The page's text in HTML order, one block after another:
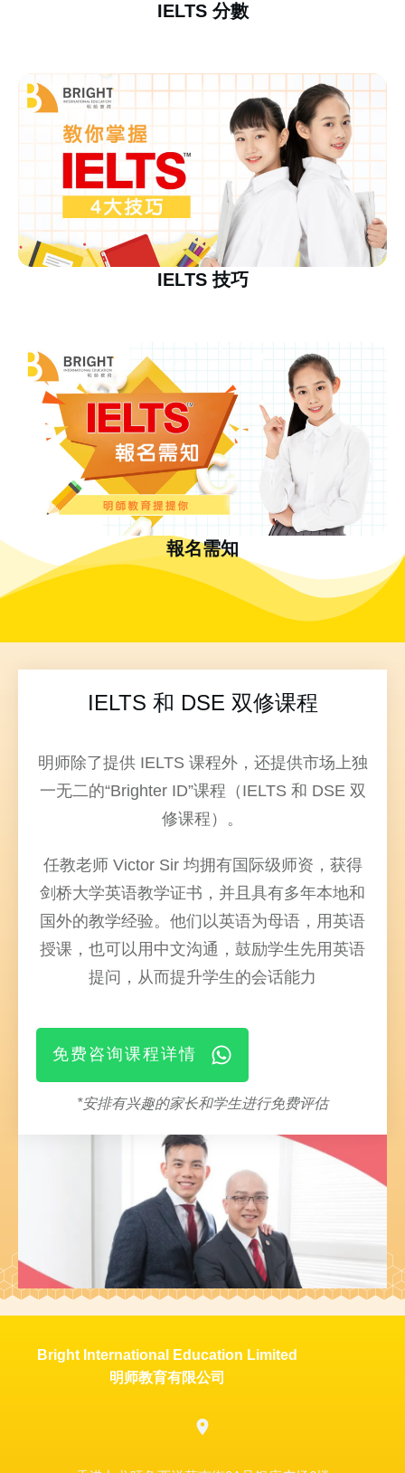
IELTS 分數
IELTS 技巧
報名需知
IELTS 和 DSE 双修课程
明师除了提供 IELTS 课程外，还提供市场上独
一无二的“Brighter ID”课程（IELTS 和 DSE 双
修课程）。
任教老师 Victor Sir 均拥有国际级师资，获得
剑桥大学英语教学证书，并且具有多年本地和
国外的教学经验。他们以英语为母语，用英语
授课，也可以用中文沟通，鼓励学生先用英语
提问，从而提升学生的会话能力
免费咨询课程详情
*安排有兴趣的家长和学生进行免费评估
Bright International Education Limited
明师教育有限公司